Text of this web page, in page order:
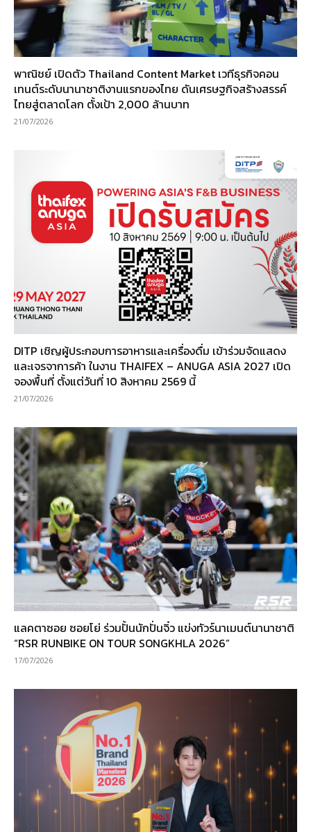
พาณิชย์ เปิดตัว Thailand Content Market เวทีธุรกิจคอน
เทนต์ระดับนานาชาติงานแรกของไทย ดันเศรษฐกิจสร้างสรรค์
ไทยสู่ตลาดโลก ตั้งเป้า 2,000 ล้านบาท
21/07/2026
DITP เชิญผู้ประกอบการอาหารและเครื่องดื่ม เข้าร่วมจัดแสดง
และเจรจาการค้า ในงาน THAIFEX – ANUGA ASIA 2027 เปิด
จองพื้นที่ ตั้งแต่วันที่ 10 สิงหาคม 2569 นี้
21/07/2026
แลคตาซอย ซอยโย่ ร่วมปั้นนักปั่นจิ๋ว แข่งทัวร์นาเมนต์นานาชาติ
“RSR RUNBIKE ON TOUR SONGKHLA 2026”
17/07/2026